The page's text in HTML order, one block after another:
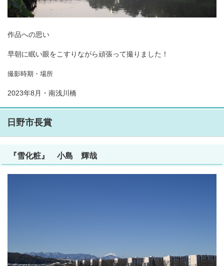
作品への思い
早朝に眠い眼をこすりながら頑張って撮りました！
撮影時期・場所
2023年8月・南浅川橋
日野市長賞
『雪化粧』 小島 輝哉